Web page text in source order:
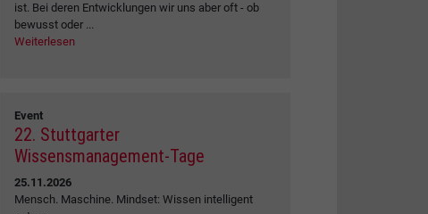
ist. Bei deren Entwicklungen wir uns aber oft - ob
bewusst oder ...
Weiterlesen
Event
22. Stuttgarter
Wissensmanagement-Tage
25.11.2026
Mensch. Maschine. Mindset: Wissen intelligent